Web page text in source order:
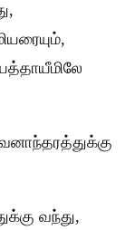
வந்து,